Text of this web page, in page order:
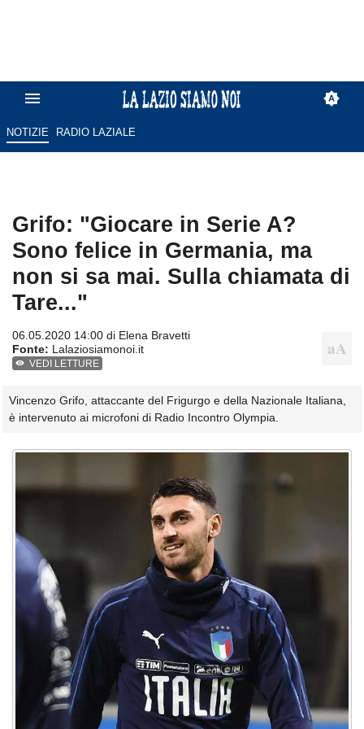
NOTIZIE RADIO LAZIALE
Grifo: "Giocare in Serie A?
Sono felice in Germania, ma
non si sa mai. Sulla chiamata di
Tare..."
06.05.2020 14:00 di Elena Bravetti
Fonte: Lalaziosiamonoi.it
VEDI LETTURE
Vincenzo Grifo, attaccante del Frigurgo e della Nazionale Italiana,
è intervenuto ai microfoni di Radio Incontro Olympia.